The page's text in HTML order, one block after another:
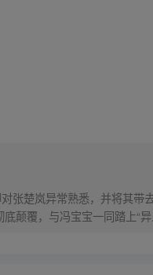
张楚岚异常熟悉，并将其带
颠覆，与冯宝宝一同踏上“异